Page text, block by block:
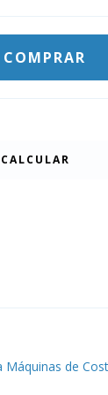
CALCULAR
Máquinas de